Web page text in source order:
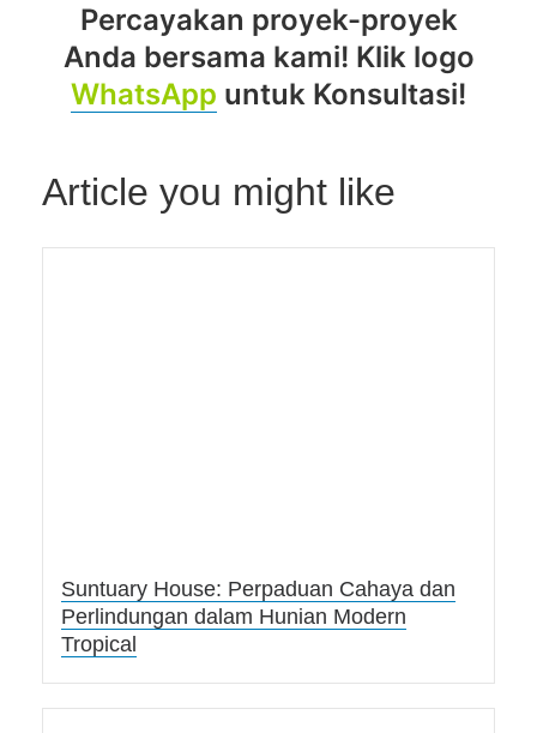
Percayakan proyek-proyek
Anda bersama kami! Klik logo
WhatsApp untuk Konsultasi!
Article you might like
Suntuary House: Perpaduan Cahaya dan
Perlindungan dalam Hunian Modern
Tropical